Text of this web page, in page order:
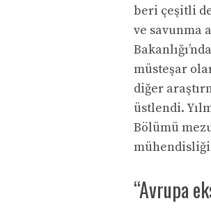
beri çeşitli
ve savunma
müsteşar
diğer
üstlendi.
Bölümü
mühendisliği
“Avrupa